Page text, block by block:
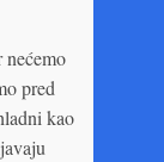
nećemo
pred
kao